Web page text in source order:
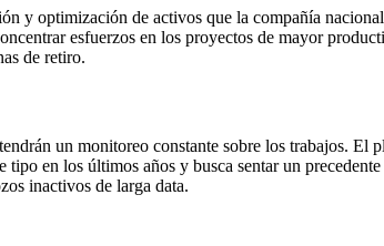
y optimización de activos que la compañía
esfuerzos en los proyectos de mayor
de retiro.
un monitoreo constante sobre los trabajos. El
tipo en los últimos años y busca sentar un precedente
inactivos de larga data.